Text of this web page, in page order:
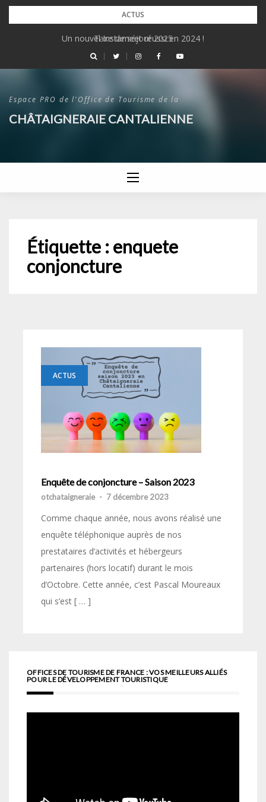
Skip
ACTUS
Taxe de séjour 2025
Un nouvel Instameet réussi en 2024 !
Espace PRO de l'Office de Tourisme de la
CHÂTAIGNERAIE CANTALIENNE
Étiquette :enquete
conjoncture
ACTUS
Enquête de conjoncture – Saison 2023
otchataigneraie - 7 décembre 2023
Comme chaque année, nous avons réalisé une
enquête téléphonique auprès de nos
prestataires d’activités et hébergeurs
partenaires (hors locatif) durant le mois
d’Octobre. Cette année, c’est Pascal Moureaux
qui s’est [ … ]
OFFICES DE TOURISME DE FRANCE : VOS MEILLEURS ALLIÉS
POUR LE DÉVELOPPEMENT TOURISTIQUE